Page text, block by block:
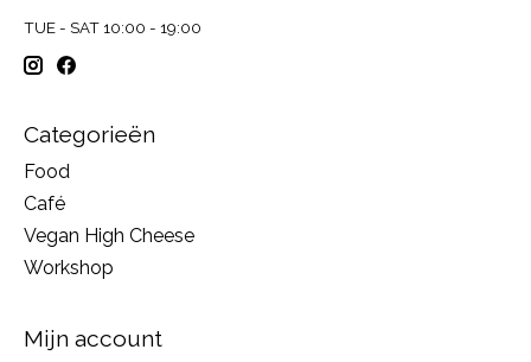
TUE - SAT 10:00 - 19:00
Categorieën
Food
Café
Vegan High Cheese
Workshop
Mijn account